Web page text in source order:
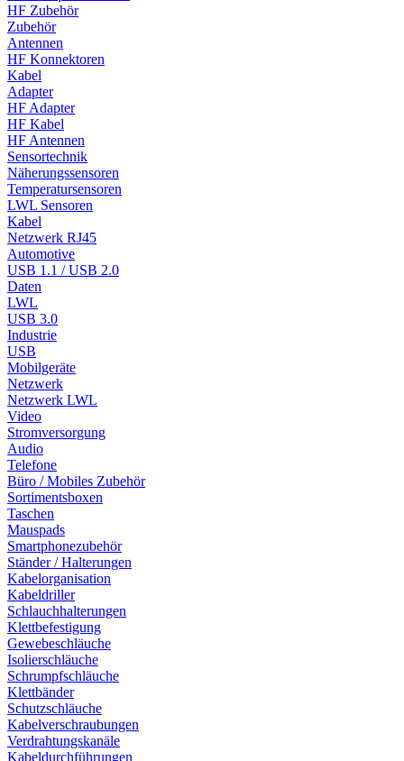
HF Zubehör
Zubehör
Antennen
HF Konnektoren
Kabel
Adapter
HF Adapter
HF Kabel
HF Antennen
Sensortechnik
Näherungssensoren
Temperatursensoren
LWL Sensoren
Kabel
Netzwerk RJ45
Automotive
USB 1.1 / USB 2.0
Daten
LWL
USB 3.0
Industrie
USB
Mobilgeräte
Netzwerk
Netzwerk LWL
Video
Stromversorgung
Audio
Telefone
Büro / Mobiles Zubehör
Sortimentsboxen
Taschen
Mauspads
Smartphonezubehör
Ständer / Halterungen
Kabelorganisation
Kabeldriller
Schlauchhalterungen
Klettbefestigung
Gewebeschläuche
Isolierschläuche
Schrumpfschläuche
Klettbänder
Schutzschläuche
Kabelverschraubungen
Verdrahtungskanäle
Kabeldurchführungen